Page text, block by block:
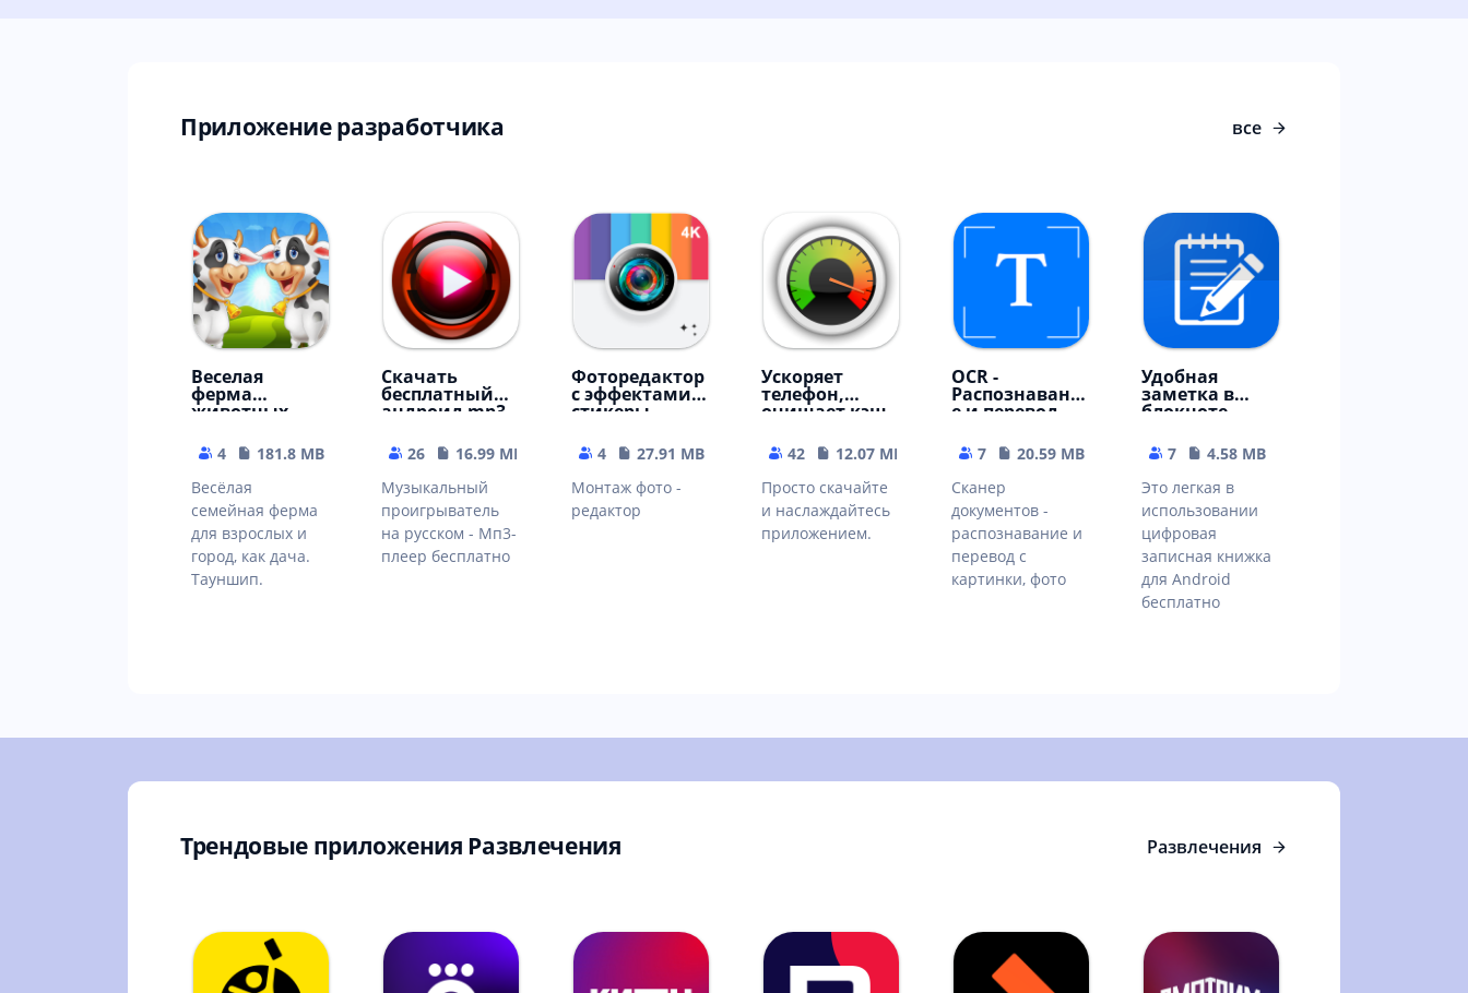
Приложение разработчика ⠀ все
Веселая
ферма
животных -
без интернета
4
181.8 MB
Весёлая
семейная ферма
для взрослых и
город, как дача.
Тауншип.
Cкачать
бесплатный
андроид mp3
музыки
26
16.99 MB
Музыкальный
проигрыватель
на русском - Мп3-
плеер бесплатно
Фоторедактор
с эффектами,
стикеры,
4
27.91 MB
Монтаж фото -
редактор
Ускоряет
телефон,
очищает кэш
ватсап
42
12.07 MB
Просто скачайте
и наслаждайтесь
приложением.
OCR -
Распознавани
е и перевод
пдф
7
20.59 MB
Сканер
документов -
распознавание и
перевод с
картинки, фото
Удобная
заметка в
блокноте -
заметок
7
4.58 MB
Это легкая в
использовании
цифровая
записная книжка
для Android
бесплатно
Трендовые приложения Развлечения Развлечения